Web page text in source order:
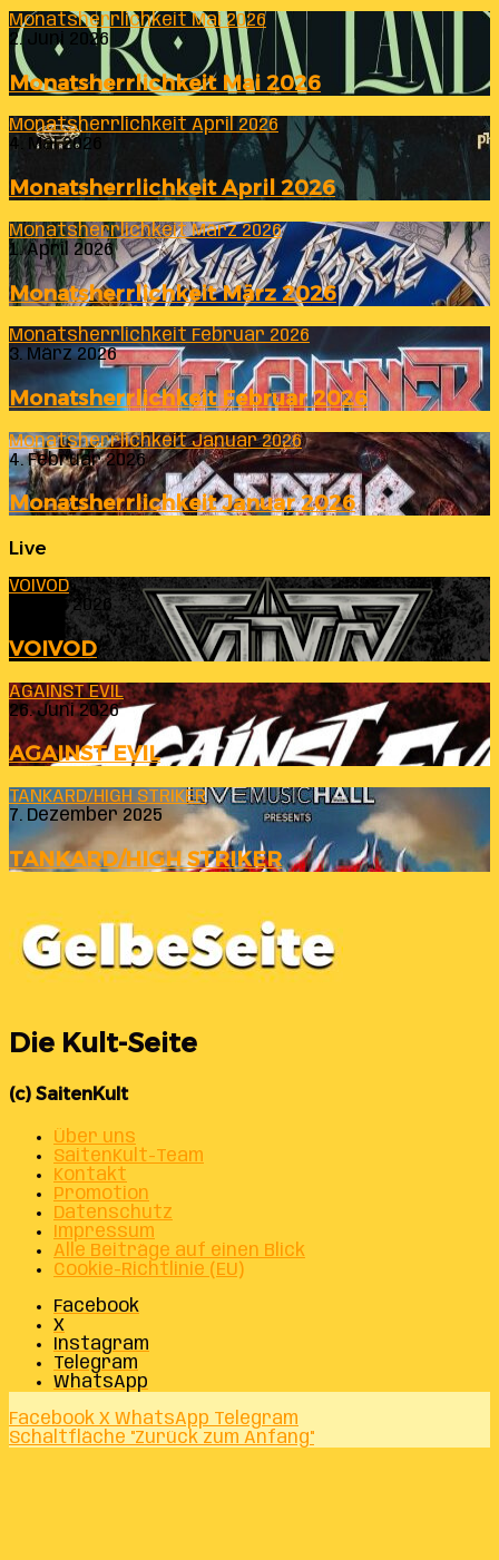
Monatsherrlichkeit Mai 2026
2. Juni 2026
Monatsherrlichkeit Mai 2026
Monatsherrlichkeit April 2026
4. Mai 2026
Monatsherrlichkeit April 2026
Monatsherrlichkeit März 2026
1. April 2026
Monatsherrlichkeit März 2026
Monatsherrlichkeit Februar 2026
3. März 2026
Monatsherrlichkeit Februar 2026
Monatsherrlichkeit Januar 2026
4. Februar 2026
Monatsherrlichkeit Januar 2026
Live
VOIVOD
23. Juli 2026
VOIVOD
AGAINST EVIL
26. Juni 2026
AGAINST EVIL
TANKARD/HIGH STRIKER
7. Dezember 2025
TANKARD/HIGH STRIKER
Die Kult-Seite
(c) SaitenKult
Über uns
SaitenKult-Team
Kontakt
Promotion
Datenschutz
Impressum
Alle Beiträge auf einen Blick
Cookie-Richtlinie (EU)
Facebook
X
Instagram
Telegram
WhatsApp
Facebook X WhatsApp Telegram
Schaltfläche "Zurück zum Anfang"